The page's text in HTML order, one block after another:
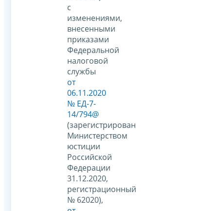
с
изменениями,
внесенными
приказами
Федеральной
налоговой
службы
от
06.11.2020
№ ЕД-7-
14/794@
(зарегистрирован
Министерством
юстиции
Российской
Федерации
31.12.2020,
регистрационный
№ 62020),